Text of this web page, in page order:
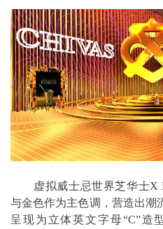
虚拟威士忌世界芝华士X
与金色作为主色调，营造出潮
呈现为立体英文字母“C”造